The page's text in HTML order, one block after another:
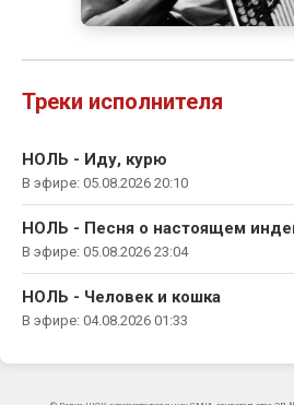
Треки исполнителя
НОЛЬ - Иду, курю
В эфире: 05.08.2026 20:10
НОЛЬ - Песня о настоящем
В эфире: 05.08.2026 23:04
НОЛЬ - Человек и кошка
В эфире: 04.08.2026 01:33